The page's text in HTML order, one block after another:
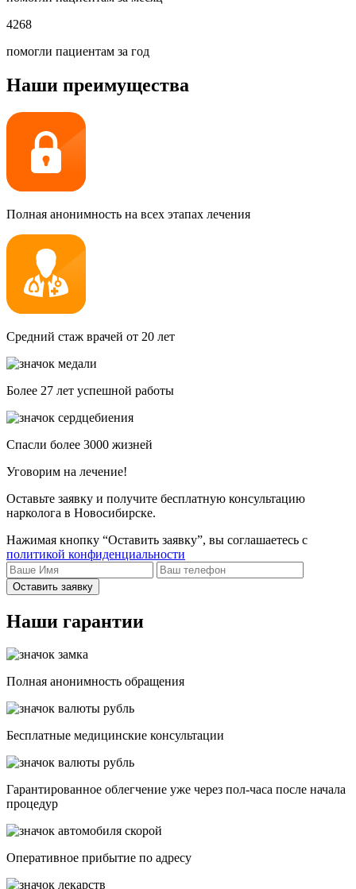
4268
помогли пациентам за год
Наши преимущества
Полная анонимность на всех этапах лечения
Средний стаж врачей от 20 лет
Более 27 лет успешной работы
Спасли более 3000 жизней
Уговорим на лечение!
Оставьте заявку и получите бесплатную консультацию
нарколога в Новосибирске.
Нажимая кнопку “Оставить заявку”, вы соглашаетесь с
политикой конфиденциальности
Оставить заявку
Наши гарантии
Полная анонимность обращения
Бесплатные медицинские консультации
Гарантированное облегчение уже через пол-часа после начала
процедур
Опеpативное прибытие по адресу